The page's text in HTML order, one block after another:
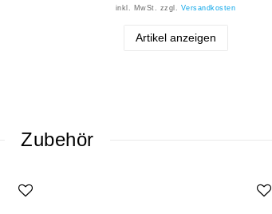
inkl. MwSt. zzgl. Versandkosten
Artikel anzeigen
Zubehör